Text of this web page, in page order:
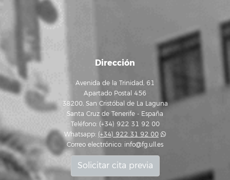
Dirección
Avenida de la Trinidad, 61
Apartado Postal 456
38200, San Cristóbal de La Laguna
Santa Cruz de Tenerife - España
Teléfono: (+34) 922 31 92 00
Whatsapp: (+34) 922 31 92 00
Correo electrónico: info@fg.ull.es
Solicitar cita previa